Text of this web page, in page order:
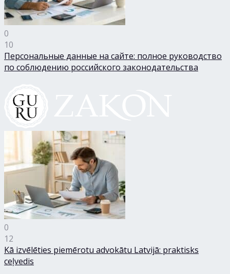
0
10
Персональные данные на сайте: полное руководство
по соблюдению российского законодательства
0
12
Kā izvēlēties piemērotu advokātu Latvijā: praktisks
ceļvedis